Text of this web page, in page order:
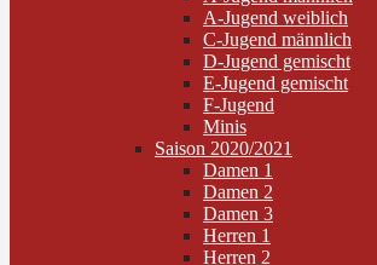
A-Jugend weiblich
C-Jugend männlich
D-Jugend gemischt
E-Jugend gemischt
F-Jugend
Minis
Saison 2020/2021
Damen 1
Damen 2
Damen 3
Herren 1
Herren 2